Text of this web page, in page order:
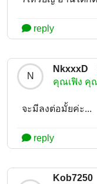
reply
N
NkxxxD
คุณเฟิง คุ
จะมีลงต่อมั้ยค่ะ...
reply
Kob7250